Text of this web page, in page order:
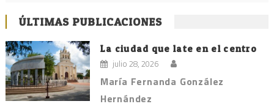
ÚLTIMAS PUBLICACIONES
La ciudad que late en el centro
julio 28, 2026
María Fernanda González
Hernández